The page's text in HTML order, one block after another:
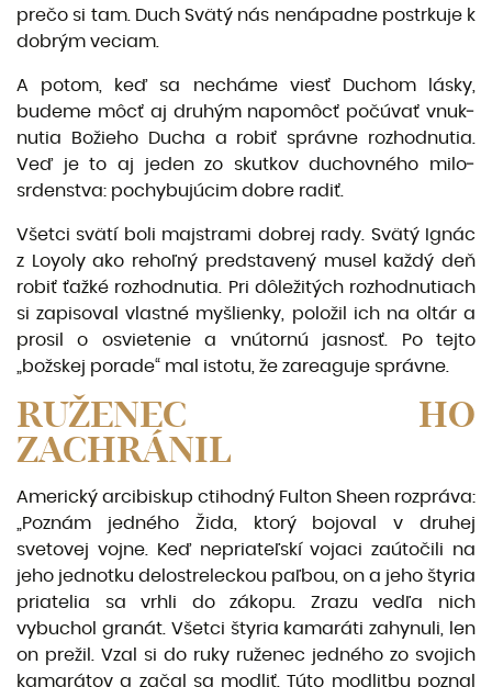
prečo si tam. Duch Svätý nás nenápadne postrkuje k
dobrým veciam.
A potom, keď sa necháme viesť Duchom lásky,
budeme môcť aj druhým napomôcť počúvať vnuk­
nutia Božieho Ducha a robiť správne rozhodnutia.
Veď je to aj jeden zo skutkov duchovného milo­
srdenstva: pochybujúcim dobre radiť.
Všetci svätí boli majstrami dobrej rady. Svätý Ignác
z Loyoly ako rehoľný predstavený musel každý deň
robiť ťažké rozhodnutia. Pri dôležitých rozhodnutiach
si zapisoval vlastné myšlienky, položil ich na oltár a
prosil o osvietenie a vnútornú jasnosť. Po tejto
„božskej porade“ mal istotu, že zarea­guje správne.
RUŽENEC HO
ZACHRÁNIL
Americký arcibiskup ctihodný Fulton Sheen rozpráva:
„Poznám jedného Žida, kto­rý bojoval v druhej
svetovej vojne. Keď nepriateľskí vojaci zaútočili na
jeho jed­notku delostreleckou paľbou, on a jeho štyria
priatelia sa vrhli do zákopu. Zra­zu vedľa nich
vybuchol granát. Všetci štyria kamaráti zahynuli, len
on prežil. Vzal si do ruky ruženec jedného zo svojich
kamarátov a začal sa modliť. Túto modlitbu poznal